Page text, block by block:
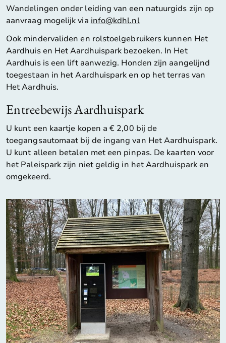
Wandelingen onder leiding van een natuurgids zijn op
aanvraag mogelijk via info@kdhl.nl
Ook mindervaliden en rolstoelgebruikers kunnen Het
Aardhuis en Het Aardhuispark bezoeken. In Het
Aardhuis is een lift aanwezig. Honden zijn aangelijnd
toegestaan in het Aardhuispark en op het terras van
Het Aardhuis.
Entreebewijs Aardhuispark
U kunt een kaartje kopen a € 2,00 bij de
toegangsautomaat bij de ingang van Het Aardhuispark.
U kunt alleen betalen met een pinpas. De kaarten voor
het Paleispark zijn niet geldig in het Aardhuispark en
omgekeerd.